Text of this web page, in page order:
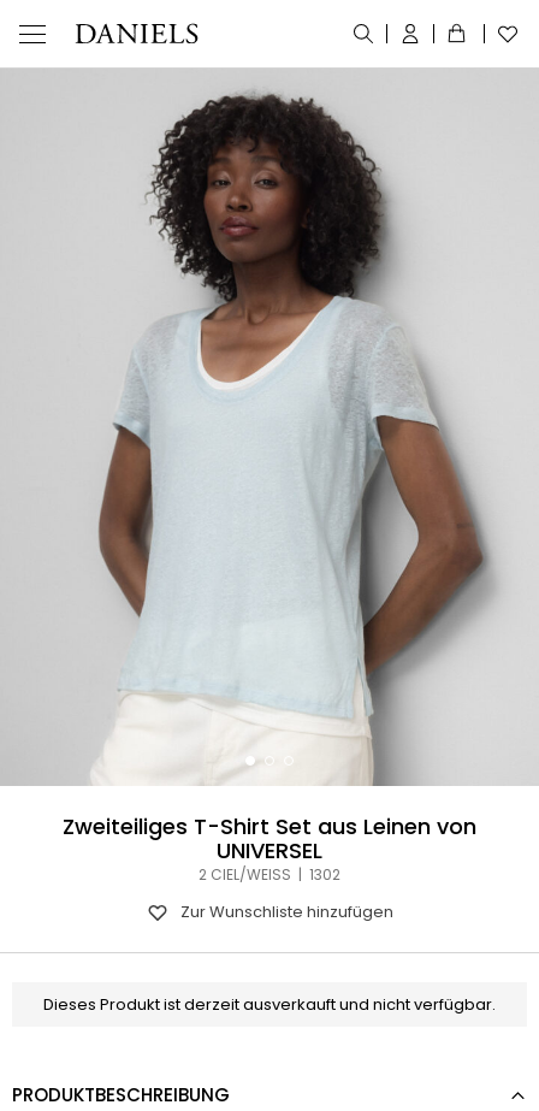
Zweiteiliges T-Shirt Set aus Leinen von
UNIVERSEL
2 CIEL/WEISS | 1302
Zur Wunschliste hinzufügen
Dieses Produkt ist derzeit ausverkauft und nicht verfügbar.
PRODUKTBESCHREIBUNG